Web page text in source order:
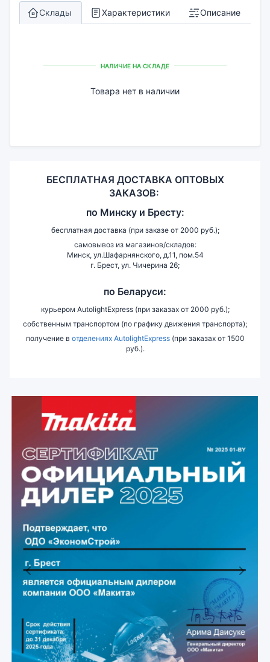
Склады Характеристики Описание
НАЛИЧИЕ НА СКЛАДЕ
Товара нет в наличии
БЕСПЛАТНАЯ ДОСТАВКА ОПТОВЫХ
ЗАКАЗОВ:
по Минску и Бресту:
бесплатная доставка (при заказе от 2000 руб.);
самовывоз из магазинов/складов:
Минск, ул.Шафарнянского, д.11, пом.54
г. Брест, ул. Чичерина 26;
по Беларуси:
курьером AutolightExpress (при заказах от 2000 руб.);
собственным транспортом (по графику движения транспорта);
получение в отделениях AutolightExpress(при заказах от 1500
руб.).
Previous Next